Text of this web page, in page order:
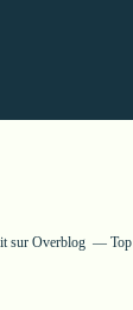
sur Overblog